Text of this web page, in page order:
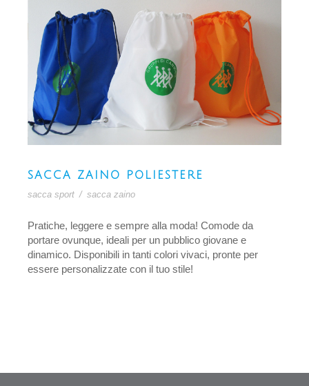
SACCA ZAINO POLIESTERE
sacca sport / sacca zaino
Pratiche, leggere e sempre alla moda! Comode da
portare ovunque, ideali per un pubblico giovane e
dinamico. Disponibili in tanti colori vivaci, pronte per
essere personalizzate con il tuo stile!